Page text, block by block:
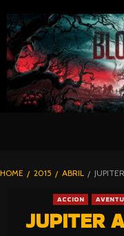
TO
CONTENT
HOME 2015 ABRIL
ACCION
JUPITER